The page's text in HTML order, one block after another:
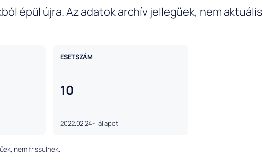
épül újra. Az adatok archív jellegűek, nem aktuális
ESETSZÁM
10
2022.02.24-i állapot
nem frissülnek.